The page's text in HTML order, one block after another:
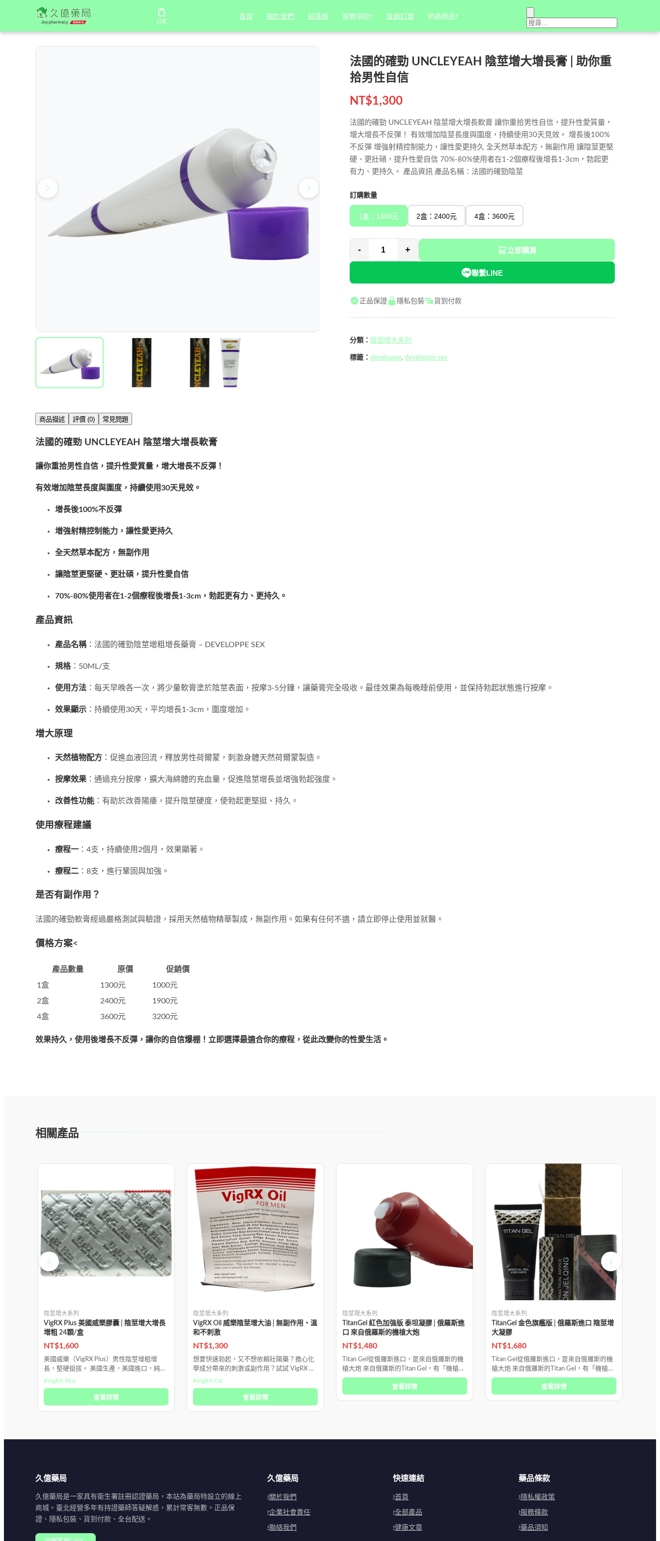
訂單
首頁 關於我們 部落格 服務項目 ▾ 查詢訂單 熱銷商品▾
訂單
首頁 關於我們 部落格 服務項目 ▾ 查詢訂單 熱銷商品▾
首頁 / 商店 / 陰莖增大系列 法國的確勁 UNCLEYEAH 陰莖增大增長膏 | 助你重拾男性自信
法國的確勁 UNCLEYEAH 陰莖增大增長膏 | 助你重
拾男性自信
NT$1,300
法國的確勁 UNCLEYEAH 陰莖增大增長軟膏 讓你重拾男性自信，提升性愛質量，
增大增長不反彈！ 有效增加陰莖長度與圍度，持續使用30天見效。 增長後100%
不反彈 增強射精控制能力，讓性愛更持久 全天然草本配方，無副作用 讓陰莖更堅
硬、更壯碩，提升性愛自信 70%-80%使用者在1-2個療程後增長1-3cm，勃起更
有力、更持久。 產品資訊 產品名稱：法國的確勁陰莖
訂購數量
1盒：1300元 2盒：2400元 4盒：3600元
- + 立即購買
聯繫LINE
正品保證 隱私包裝 貨到付款
分類： 陰莖增大系列
標籤： developpe, developpe sex
商品描述 評價 (0) 常見問題
法國的確勁 UNCLEYEAH 陰莖增大增長軟膏
讓你重拾男性自信，提升性愛質量，增大增長不反彈！
有效增加陰莖長度與圍度，持續使用30天見效。
增長後100%不反彈
增強射精控制能力，讓性愛更持久
全天然草本配方，無副作用
讓陰莖更堅硬、更壯碩，提升性愛自信
70%-80%使用者在1-2個療程後增長1-3cm，勃起更有力、更持久。
產品資訊
產品名稱：法國的確勁陰莖增粗增長藥膏 – DEVELOPPE SEX
規格：50ML/支
使用方法 ：每天早晚各一次，將少量軟膏塗於陰莖表面，按摩3-5分鐘，讓藥膏完全吸收。最佳效果為每晚睡前使用，並保持勃起狀態進行按摩。
效果顯示 ：持續使用30天，平均增長1-3cm，圍度增加。
增大原理
天然植物配方 ：促進血液回流，釋放男性荷爾蒙，刺激身體天然荷爾蒙製造。
按摩效果 ：通過充分按摩，擴大海綿體的充血量，促進陰莖增長並增強勃起強度。
改善性功能 ：有助於改善陽痿，提升陰莖硬度，使勃起更堅挺、持久。
使用療程建議
療程一 ：4支，持續使用2個月，效果顯著。
療程二 ：8支，進行鞏固與加強。
是否有副作用？
法國的確勁軟膏經過嚴格測試與驗證，採用天然植物精華製成，無副作用。如果有任何不適，請立即停止使用並就醫。
價格方案<
產品數量 原價
促銷價
1盒
1300元
1000元
2盒
2400元
1900元
4盒
3600元 3200元
效果持久，使用後增長不反彈，讓你的自信爆棚！立即選擇最適合你的療程，從此改變你的性愛生活。
相關產品
陰莖增大系列
VigRX Plus 美國威樂膠囊 | 陰莖增大增長
增粗 24顆/盒
NT$1,600
美國威樂（VigRX Plus）男性陰莖增粗增
長，堅硬挺拔。 美國生產，美國進口，純
100%美國血統 純植物提取沒副作用，用法
是早中晚各一顆，一瓶60顆，3瓶一
#VigRX-Plus
查看詳情
陰莖增大系列
VigRX Oil 威樂陰莖增大油 | 無副作用、溫
和不刺激
NT$1,300
想要快速勃起，又不想依賴壯陽藥？擔心化
學成分帶來的刺激或副作用？試試 VigRX Oil
助勃增大延時精油，讓您輕鬆勃起，並持續
享有 30 分鐘以上的性愛時間，
#VigRX-Oil
查看詳情
陰莖增大系列
TitanGel 紅色加強版 泰坦凝膠 | 俄羅斯進
口 來自俄羅斯的機槍大炮
NT$1,480
Titan Gel從俄羅斯進口，是來自俄羅斯的機
槍大炮 來自俄羅斯的Titan Gel，有「機槍大
炮級」之稱，是專為男性設計的增大凝膠。
它含有特殊酶成分，可直接
查看詳情
陰莖增大系列
TitanGel 金色旗艦版 | 俄羅斯進口 陰莖增
大凝膠
NT$1,680
Titan Gel從俄羅斯進口，是來自俄羅斯的機
槍大炮 來自俄羅斯的Titan Gel，有「機槍大
炮級」之稱，是專為男性設計的增大凝膠。
它含有特殊酶成分，可直接
查看詳情
久億藥局
久億藥局是一家具有衛生署註冊認證藥局，本站為藥局特設立的線上
商城。臺北經營多年有持證藥師答疑解惑，累計常客無數。正品保
證、隱私包裝、貨到付款、全台配送。
久億藥局
關於我們
企業社會責任
聯絡我們
快速連結
首頁
全部產品
健康文章
藥品條款
隱私權政策
服務條款
藥品須知